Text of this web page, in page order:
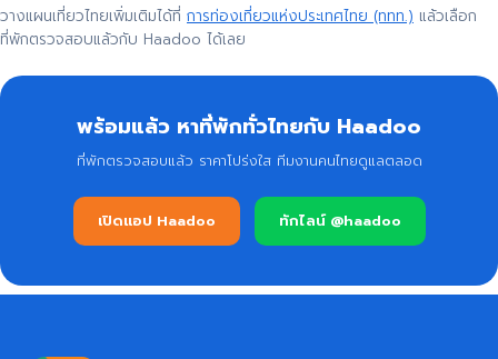
วางแผนเที่ยวไทยเพิ่มเติมได้ที่ การท่องเที่ยวแห่งประเทศไทย (ททท.) แล้วเลือก
ที่พักตรวจสอบแล้วกับ Haadoo ได้เลย
พร้อมแล้ว หาที่พักทั่วไทยกับ Haadoo
ที่พักตรวจสอบแล้ว ราคาโปร่งใส ทีมงานคนไทยดูแลตลอด
เปิดแอป Haadoo ทักไลน์ @haadoo